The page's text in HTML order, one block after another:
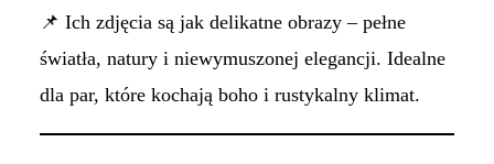
📌 Ich zdjęcia są jak delikatne obrazy – pełne
światła, natury i niewymuszonej elegancji. Idealne
dla par, które kochają boho i rustykalny klimat.